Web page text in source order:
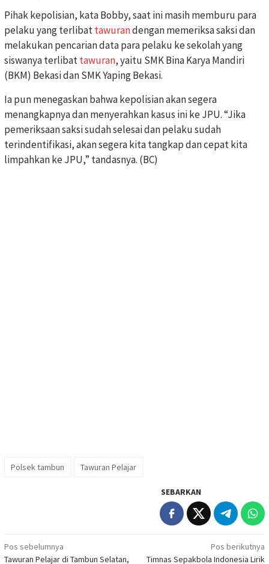
Pihak kepolisian, kata Bobby, saat ini masih memburu para
pelaku yang terlibattawurandengan memeriksa saksi dan
melakukan pencarian data para pelaku ke sekolah yang
siswanya terlibattawuran, yaitu SMK Bina Karya Mandiri
(BKM) Bekasi dan SMK Yaping Bekasi.
Ia pun menegaskan bahwa kepolisian akan segera
menangkapnya dan menyerahkan kasus ini ke JPU. “Jika
pemeriksaan saksi sudah selesai dan pelaku sudah
terindentifikasi, akan segera kita tangkap dan cepat kita
limpahkan ke JPU,” tandasnya. (BC)
Polsek tambun Tawuran Pelajar
SEBARKAN
Navigasi
Pos sebelumnya
Tawuran Pelajar di Tambun Selatan,
Pos berikutnya
Timnas Sepakbola Indonesia Lirik